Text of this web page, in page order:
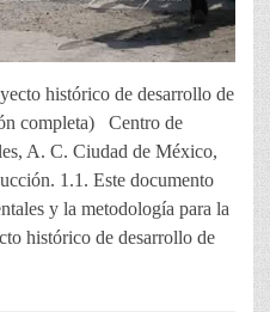
histórico de desarrollo de
completa) Centro de
A. C. Ciudad de México,
1.1. Este documento
y la metodología para la
histórico de desarrollo de